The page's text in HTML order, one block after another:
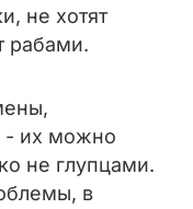
не хотят
рабами.
- их можно
не глупцами.
в